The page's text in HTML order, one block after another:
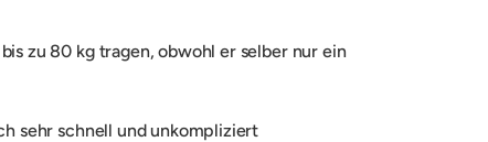
zu 80 kg tragen, obwohl er selber nur ein
sehr schnell und unkompliziert